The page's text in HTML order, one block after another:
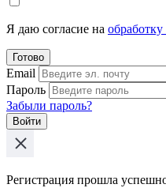
Я даю согласие на
Готово
Email
Пароль
Забыли пароль?
Войти
Регистрация прошла